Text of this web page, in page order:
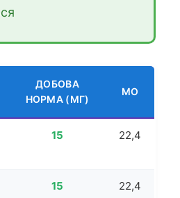
ДОБОВА
НОРМА (МГ)
МО
15 22,4
15 22,4